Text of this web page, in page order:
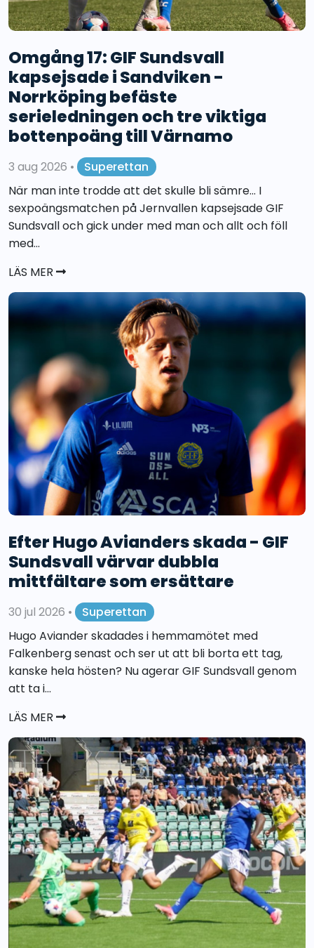
Omgång 17: GIF Sundsvall
kapsejsade i Sandviken -
Norrköping befäste
serieledningen och tre viktiga
bottenpoäng till Värnamo
3 aug 2026 •
Superettan
När man inte trodde att det skulle bli sämre... I
sexpoängsmatchen på Jernvallen kapsejsade GIF
Sundsvall och gick under med man och allt och föll
med...
LÄS MER
Efter Hugo Avianders skada - GIF
Sundsvall värvar dubbla
mittfältare som ersättare
30 jul 2026 •
Superettan
Hugo Aviander skadades i hemmamötet med
Falkenberg senast och ser ut att bli borta ett tag,
kanske hela hösten? Nu agerar GIF Sundsvall genom
att ta i...
LÄS MER